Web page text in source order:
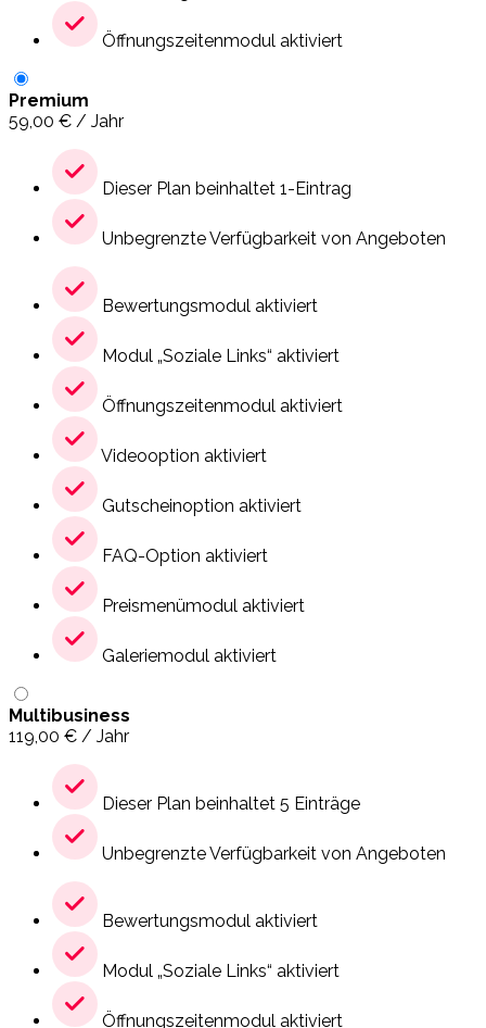
Öffnungszeitenmodul aktiviert
Premium
59,00 € / Jahr
Dieser Plan beinhaltet 1-Eintrag
Unbegrenzte Verfügbarkeit von Angeboten
Bewertungsmodul aktiviert
Modul „Soziale Links“ aktiviert
Öffnungszeitenmodul aktiviert
Videooption aktiviert
Gutscheinoption aktiviert
FAQ-Option aktiviert
Preismenümodul aktiviert
Galeriemodul aktiviert
Multibusiness
119,00 € / Jahr
Dieser Plan beinhaltet 5 Einträge
Unbegrenzte Verfügbarkeit von Angeboten
Bewertungsmodul aktiviert
Modul „Soziale Links“ aktiviert
Öffnungszeitenmodul aktiviert